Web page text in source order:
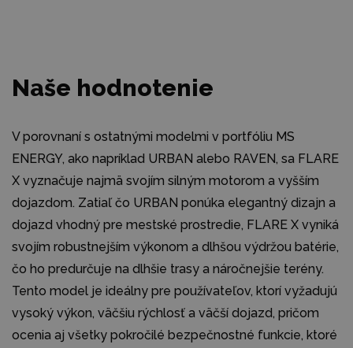
Naše hodnotenie
V porovnaní s ostatnými modelmi v portfóliu MS
ENERGY, ako napríklad URBAN alebo RAVEN, sa FLARE
X vyznačuje najmä svojím silným motorom a vyšším
dojazdom. Zatiaľ čo URBAN ponúka elegantný dizajn a
dojazd vhodný pre mestské prostredie, FLARE X vyniká
svojím robustnejším výkonom a dlhšou výdržou batérie,
čo ho predurčuje na dlhšie trasy a náročnejšie terény.
Tento model je ideálny pre používateľov, ktorí vyžadujú
vysoký výkon, väčšiu rýchlosť a väčší dojazd, pričom
ocenia aj všetky pokročilé bezpečnostné funkcie, ktoré